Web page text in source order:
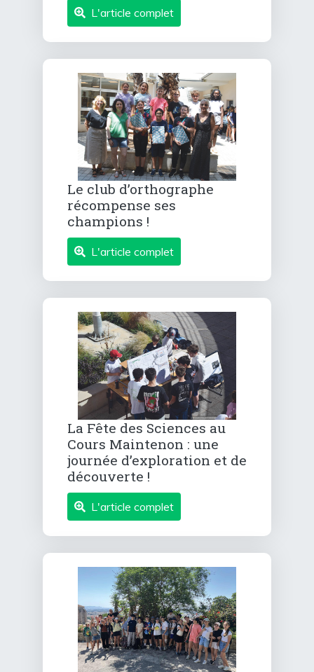
L'article complet
Le club d’orthographe
récompense ses
champions !
L'article complet
La Fête des Sciences au
Cours Maintenon : une
journée d’exploration et de
découverte !
L'article complet